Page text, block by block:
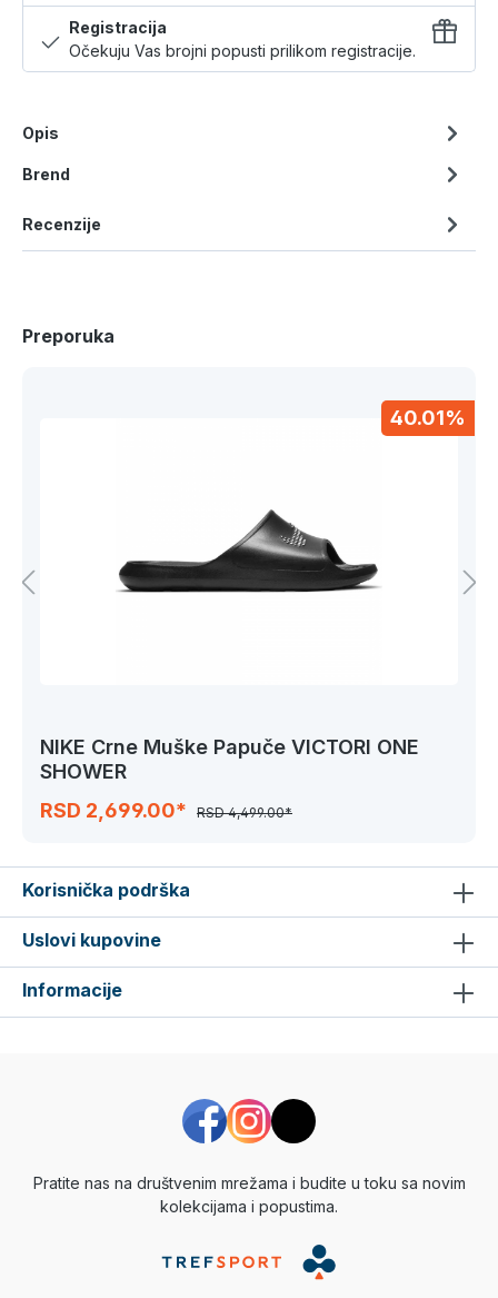
Registracija
Očekuju Vas brojni popusti prilikom registracije.
Opis
Brend
Recenzije
Preporuka
40.01%
NIKE Crne Muške Papuče VICTORI ONE
SHOWER
RSD 2,699.00*
RSD 4,499.00*
Korisnička podrška
Uslovi kupovine
Informacije
Pratite nas na društvenim mrežama i budite u toku sa novim
kolekcijama i popustima.